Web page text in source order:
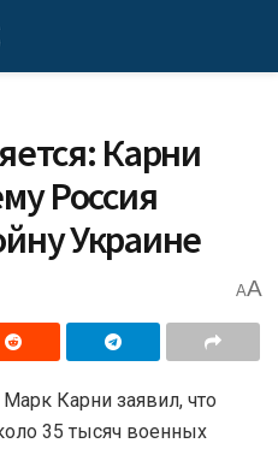
Карни
Россия
Украине
AA
Карни заявил, что
35 тысяч военных